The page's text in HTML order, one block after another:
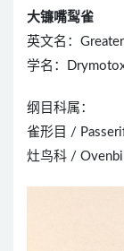
大镰嘴䴕雀
英文名：Greater
学名：
纲目科属：
雀形目 /
灶鸟科 /